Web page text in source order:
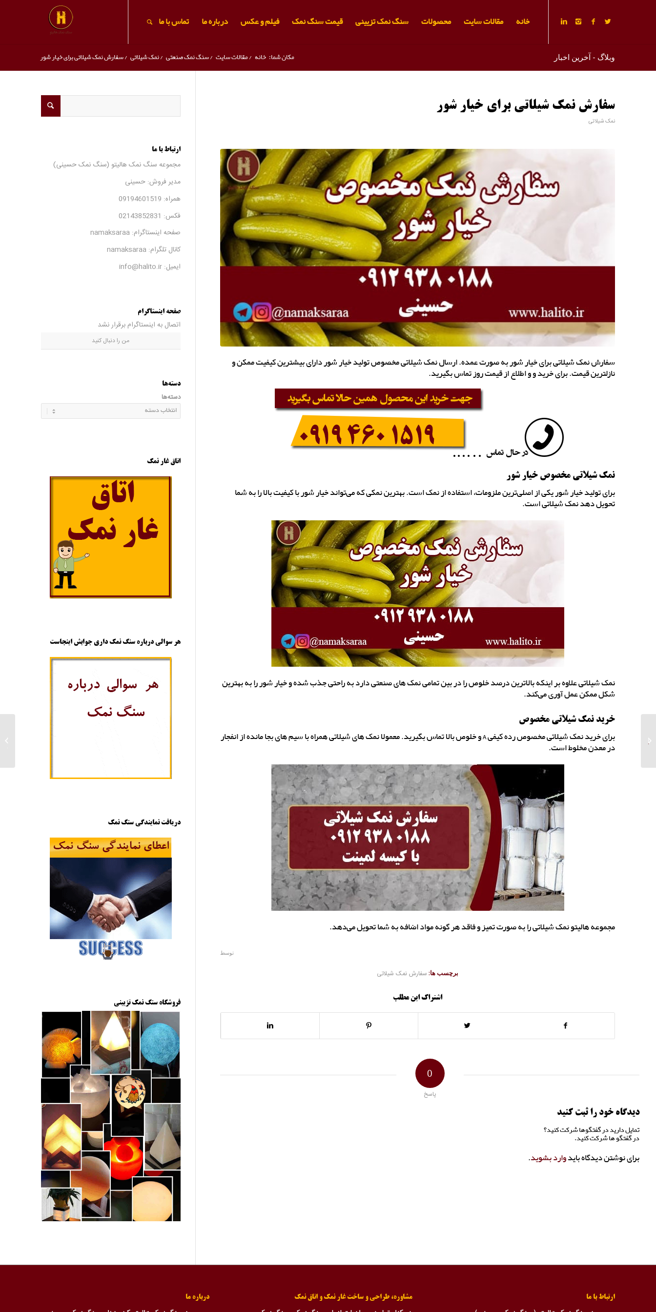
خانه مقالات سایت محصولات سنگ نمک تزیینی قیمت سنگ نمک فیلم و عکس درباره ما تماس با ما
وبلاگ - آخرین اخبار مکان شما: خانه /مقالات سایت /سنگ نمک صنعتی /نمک شیلاتی /سفارش نمک شیلاتی برای خیار شور
سفارش نمک شیلاتی برای خیار شور
نمک شیلاتی
سفارش نمک شیلاتی برای خیار شور به صورت عمده. ارسال نمک شیلاتی مخصوص تولید خیار شور دارای بیشترین کیفیت ممکن و
نازلترین قیمت. برای خرید و و اطلاع از قیمت روز تماس بگیرید.
نمک شیلاتی مخصوص خیار شور
برای تولید خیار شور یکی از اصلی‌ترین ملزومات، استفاده از نمک است. بهترین نمکی که می‌تواند خیار شور با کیفیت بالا را به شما
تحویل دهد نمک شیلاتی است.
نمک شیلاتی علاوه بر اینکه بالاترین درصد خلوص را در بین تمامی نمک های صنعتی دارد به راحتی جذب شده و خیار شور را به بهترین
شکل ممکن عمل آوری می‌کند.
خرید نمک شیلاتی مخصوص
برای خرید نمک شیلاتی مخصوص رده کیفی A و خلوص بالا تماس بگیرید. معمولا نمک های شیلاتی همراه با سیم های بجا مانده از انفجار
در معدن مخلوط است.
مجموعه هالیتو نمک شیلاتی را به صورت تمیز و فاقد هر گونه مواد اضافه به شما تحویل می‌دهد.
توسط
برچسب ها: سفارش نمک شیلاتی
اشتراک این مطلب
0
پاسخ
دیدگاه خود را ثبت کنید
تمایل دارید در گفتگوها شرکت کنید؟
در گفتگو ها شرکت کنید.
برای نوشتن دیدگاه بایدوارد بشوید.
ارتباط با ما
مجموعه سنگ نمک هالیتو (سنگ نمک حسینی)
مدیر فروش: حسینی
همراه: 09194601519
فکس: 02143852831
صفحه اینستاگرام: namaksaraa
کانال تلگرام: namaksaraa
ایمیل: info@halito.ir
صفحه اینستاگرام
اتصال به اینستاگرام برقرار نشد
من را دنبال کنید
دسته‌ها
دسته‌ها
اتاق غار نمک
هر سوالی درباره سنگ نمک داری جوابش اینجاست
دریافت نمایندگی سنگ نمک
فروشگاه سنگ نمک تزیینی
ارتباط با ما مشاوره، طراحی و ساخت غار نمک و اتاق نمک درباره ما
بندی
و اتاق نمک ویژه مراکز
تفریحی...